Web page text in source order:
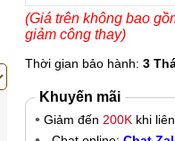
(Giá trên không bao
giảm công thay)
Thời gian bảo hành: 3
Khuyến mãi
Giảm đến 200K khi